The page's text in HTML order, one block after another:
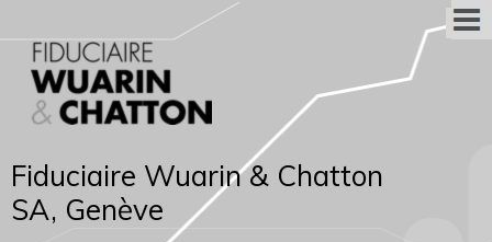
Fiduciaire Wuarin & Chatton
SA, Genève